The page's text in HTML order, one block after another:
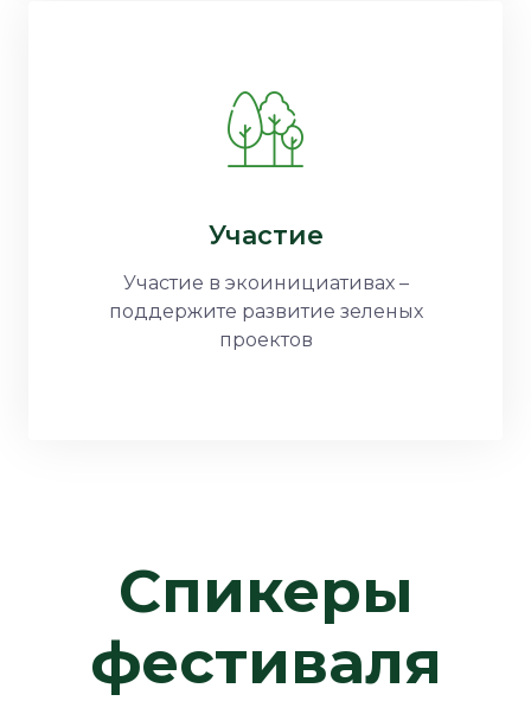
Участие
Участие в экоинициативах –
поддержите развитие зеленых
проектов
Спикеры
фестиваля